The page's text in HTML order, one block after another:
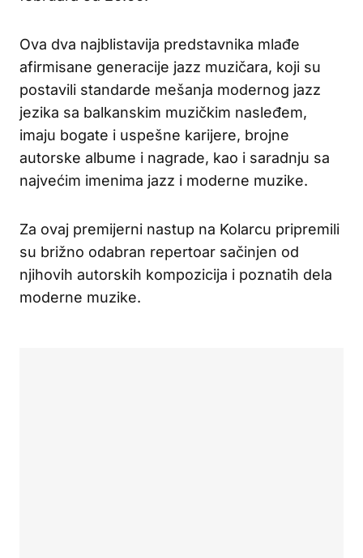
Ova dva najblistavija predstavnika mlađe
afirmisane generacije jazz muzičara, koji su
postavili standarde mešanja modernog jazz
jezika sa balkanskim muzičkim nasleđem,
imaju bogate i uspešne karijere, brojne
autorske albume i nagrade, kao i saradnju sa
najvećim imenima jazz i moderne muzike.
Za ovaj premijerni nastup na Kolarcu pripremili
su brižno odabran repertoar sačinjen od
njihovih autorskih kompozicija i poznatih dela
moderne muzike.